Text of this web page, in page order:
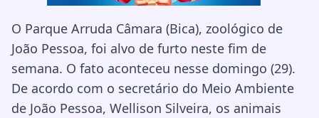
O Parque Arruda Câmara (Bica), zoológico de
João Pessoa, foi alvo de furto neste fim de
semana. O fato aconteceu nesse domingo (29).
De acordo com o secretário do Meio Ambiente
de João Pessoa, Wellison Silveira, os animais